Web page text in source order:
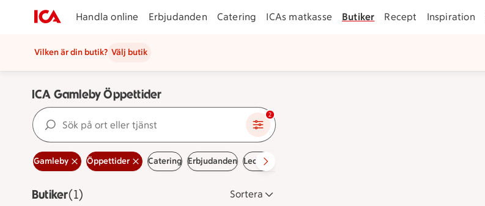
Handla online Erbjudanden Catering ICAs matkasse Butiker Recept Inspiration
Vilken är din butik? Välj butik
ICA Gamleby Öppettider
Sök på ort eller tjänst 2
Gamleby Öppettider Catering Erbjudanden Lediga jobb
ButikerVisar 1 stycken
(1) Sortera